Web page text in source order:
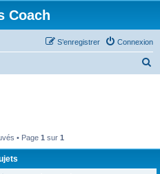
Coach
Connexion
S’enregistrer
• Page 1 sur 1